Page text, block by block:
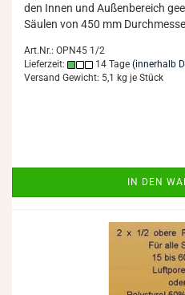
den Innen und Au­ßen­be­reich
Säu­len von 450 mm
Art.Nr.: OPN45 1/2
Lieferzeit:
14 Tage (innerhalb
Versand Gewicht: 5,1 kg je Stück
IN DEN